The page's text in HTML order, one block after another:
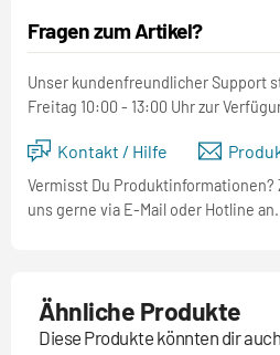
Fragen zum Artikel?
Unser kundenfreundlicher Support
Freitag 10:00 - 13:00 Uhr zur
Kontakt / Hilfe
Vermisst Du
uns gerne via E-Mail oder Hotline an.
Ähnliche Produkte
Diese Produkte könnten dir